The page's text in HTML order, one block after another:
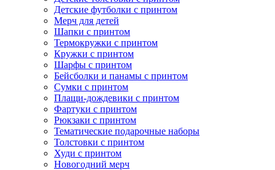
Детские футболки с принтом
Мерч для детей
Шапки с принтом
Термокружки с принтом
Кружки с принтом
Шарфы с принтом
Бейсболки и панамы с принтом
Сумки с принтом
Плащи-дождевики с принтом
Фартуки с принтом
Рюкзаки с принтом
Тематические подарочные наборы
Толстовки с принтом
Худи с принтом
Новогодний мерч